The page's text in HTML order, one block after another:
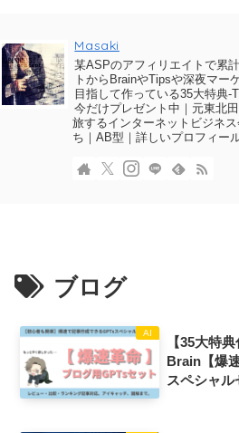
Masaki
某ASPのアフィリエイトで累
トからBrainやTipsや深夜マー
目指して作っている35大特典-
今だけプレゼント中｜元東北
旅するインターネットビジネ
ち｜AB型｜詳しいプロフィー
ブログ
AI
【35大特
Brain【爆
スペシャ